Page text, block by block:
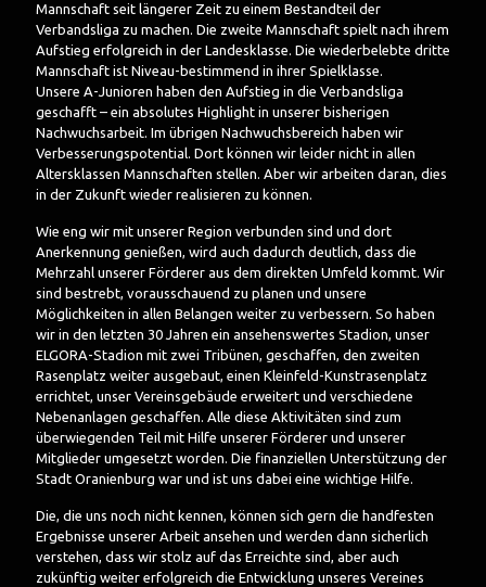
Mannschaft seit längerer Zeit zu einem Bestandteil der
Verbandsliga zu machen. Die zweite Mannschaft spielt nach ihrem
Aufstieg erfolgreich in der Landesklasse. Die wiederbelebte dritte
Mannschaft ist Niveau-bestimmend in ihrer Spielklasse.
Unsere A-Junioren haben den Aufstieg in die Verbandsliga
geschafft – ein absolutes Highlight in unserer bisherigen
Nachwuchsarbeit. Im übrigen Nachwuchsbereich haben wir
Verbesserungspotential. Dort können wir leider nicht in allen
Altersklassen Mannschaften stellen. Aber wir arbeiten daran, dies
in der Zukunft wieder realisieren zu können.
Wie eng wir mit unserer Region verbunden sind und dort
Anerkennung genießen, wird auch dadurch deutlich, dass die
Mehrzahl unserer Förderer aus dem direkten Umfeld kommt. Wir
sind bestrebt, vorausschauend zu planen und unsere
Möglichkeiten in allen Belangen weiter zu verbessern. So haben
wir in den letzten 30 Jahren ein ansehenswertes Stadion, unser
ELGORA-Stadion mit zwei Tribünen, geschaffen, den zweiten
Rasenplatz weiter ausgebaut, einen Kleinfeld-Kunstrasenplatz
errichtet, unser Vereinsgebäude erweitert und verschiedene
Nebenanlagen geschaffen. Alle diese Aktivitäten sind zum
überwiegenden Teil mit Hilfe unserer Förderer und unserer
Mitglieder umgesetzt worden. Die finanziellen Unterstützung der
Stadt Oranienburg war und ist uns dabei eine wichtige Hilfe.
Die, die uns noch nicht kennen, können sich gern die handfesten
Ergebnisse unserer Arbeit ansehen und werden dann sicherlich
verstehen, dass wir stolz auf das Erreichte sind, aber auch
zukünftig weiter erfolgreich die Entwicklung unseres Vereines